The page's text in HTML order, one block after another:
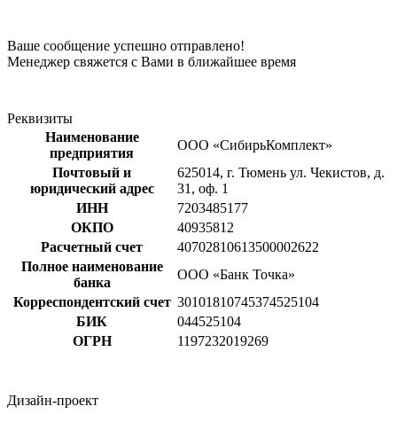
Ваше сообщение успешно отправлено!
Менеджер свяжется с Вами в ближайшее время
Реквизиты
Наименование
предприятия
ООО «СибирьКомплект»
Почтовый и
юридический адрес
625014, г. Тюмень ул. Чекистов, д.
31, оф. 1
ИНН
7203485177
ОКПО
40935812
Расчетный счет
40702810613500002622
Полное наименование
банка
ООО «Банк Точка»
Корреспондентский счет 30101810745374525104
БИК
044525104
ОГРН
1197232019269
Дизайн-проект